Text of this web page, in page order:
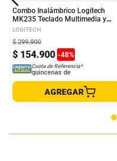
Combo Inalámbrico Logitech
MK235 Teclado Multimedia y
Mouse Ambidiestro + Pad Mouse
LOGITECH
$ 154.900 -48%
$ 299.900
Cuota de Referencia*
quincenas de
AGREGAR